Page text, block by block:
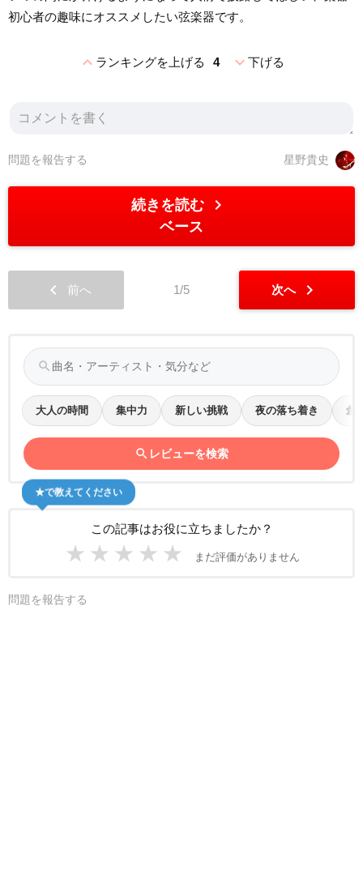
初心者の趣味にオススメしたい弦楽器です。
expand_lessランキングを上げる 4 expand_more下げる
星野貴史
問題を報告する
続きを読む chevron_right
ベース
chevron_left 前へ 1/5 次へ chevron_right
search
大人の時間 集中力 新しい挑戦 夜の落ち着き 創
search レビューを検索
この記事はお役に立ちましたか？
★ ★ ★ ★ ★ まだ評価がありません
★で教えてください
問題を報告する